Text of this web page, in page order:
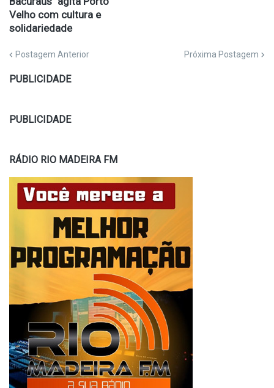
Velho com cultura e
solidariedade
Postagem Anterior Próxima Postagem
PUBLICIDADE
PUBLICIDADE
RÁDIO RIO MADEIRA FM